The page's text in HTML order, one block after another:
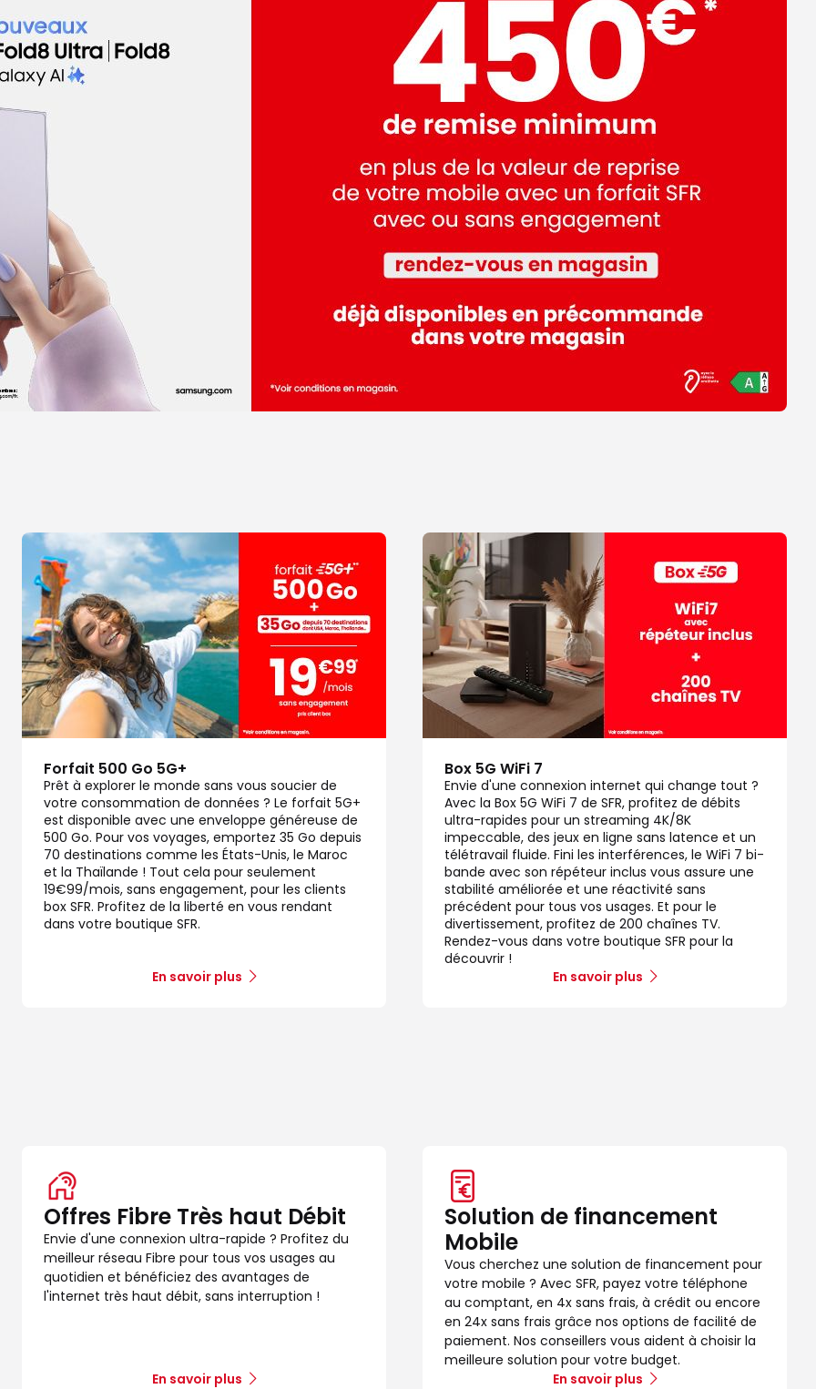
vous
vous
vous
vous
vous
Forfait 500 Go 5G+
Prêt à explorer le monde sans vous soucier de
votre consommation de données ? Le forfait 5G+
est disponible avec une enveloppe généreuse de
500 Go. Pour vos voyages, emportez 35 Go depuis
70 destinations comme les États-Unis, le Maroc
et la Thaïlande ! Tout cela pour seulement
19€99/mois, sans engagement, pour les clients
box SFR. Profitez de la liberté en vous rendant
dans votre boutique SFR.
En savoir plus
Box 5G WiFi 7
Envie d'une connexion internet qui change tout ?
Avec la Box 5G WiFi 7 de SFR, profitez de débits
ultra-rapides pour un streaming 4K/8K
impeccable, des jeux en ligne sans latence et un
télétravail fluide. Fini les interférences, le WiFi 7 bi-
bande avec son répéteur inclus vous assure une
stabilité améliorée et une réactivité sans
précédent pour tous vos usages. Et pour le
divertissement, profitez de 200 chaînes TV.
Rendez-vous dans votre boutique SFR pour la
découvrir !
En savoir plus
Offres Fibre Très haut Débit
Envie d'une connexion ultra-rapide ? Profitez du
meilleur réseau Fibre pour tous vos usages au
quotidien et bénéficiez des avantages de
l'internet très haut débit, sans interruption !
En savoir plus
Solution de financement
Mobile
Vous cherchez une solution de financement pour
votre mobile ? Avec SFR, payez votre téléphone
au comptant, en 4x sans frais, à crédit ou encore
en 24x sans frais grâce nos options de facilité de
paiement. Nos conseillers vous aident à choisir la
meilleure solution pour votre budget.
En savoir plus